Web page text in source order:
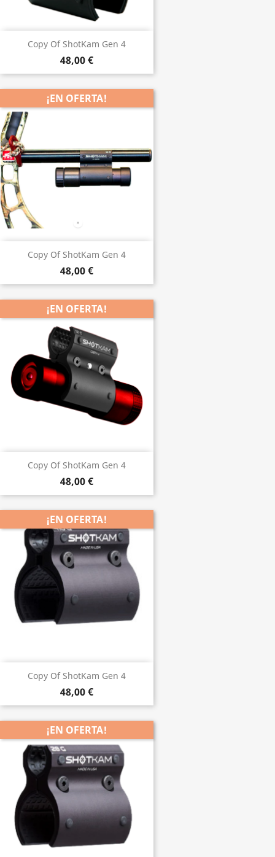
Copy Of ShotKam Gen 4
48,00 €
Copy Of ShotKam Gen 4
48,00 €
¡EN OFERTA!
Copy Of ShotKam Gen 4
48,00 €
¡EN OFERTA!
Copy Of ShotKam Gen 4
48,00 €
¡EN OFERTA!
¡EN OFERTA!